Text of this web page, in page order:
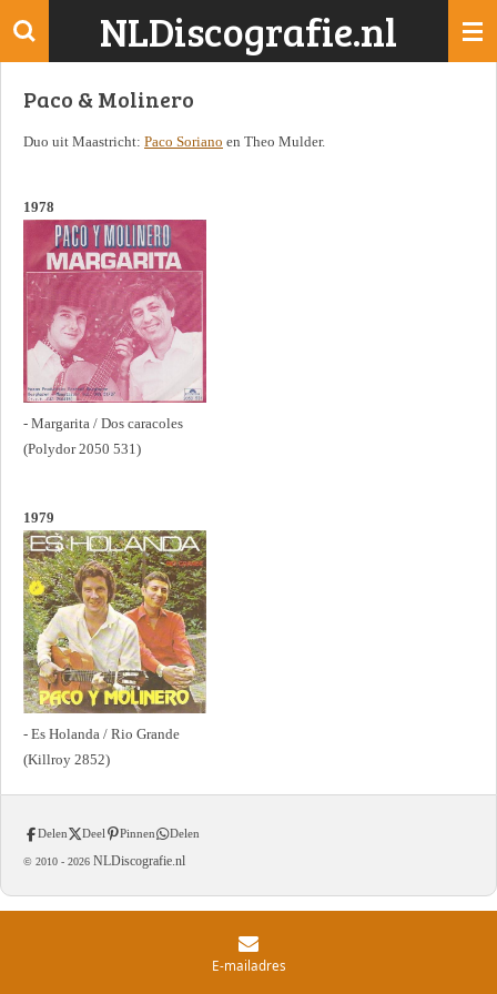
Ga
de
NLDiscografie.nl
Paco & Molinero
Duo uit Maastricht: Paco Soriano en Theo Mulder.
1978
- Margarita / Dos caracoles
(Polydor 2050 531)
1979
- Es Holanda / Rio Grande
(Killroy 2852)
Delen Deel Pinnen Delen
© 2010 - 2026 NLDiscografie.nl
E-mailadres